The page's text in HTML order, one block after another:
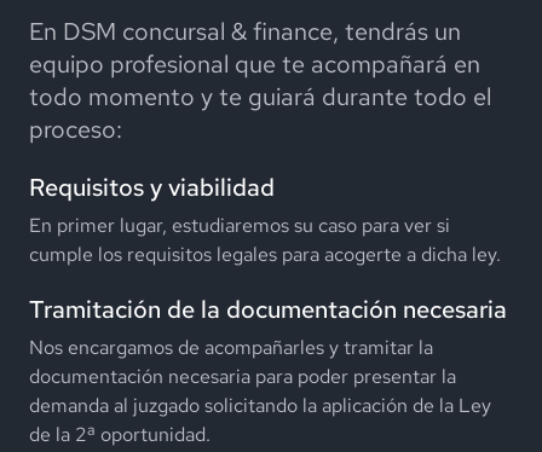
En DSM concursal & finance, tendrás un
equipo profesional que te acompañará en
todo momento y te guiará durante todo el
proceso:
Requisitos y viabilidad
En primer lugar, estudiaremos su caso para ver si
cumple los requisitos legales para acogerte a dicha ley.
Tramitación de la documentación necesaria
Nos encargamos de acompañarles y tramitar la
documentación necesaria para poder presentar la
demanda al juzgado solicitando la aplicación de la Ley
de la 2ª oportunidad.